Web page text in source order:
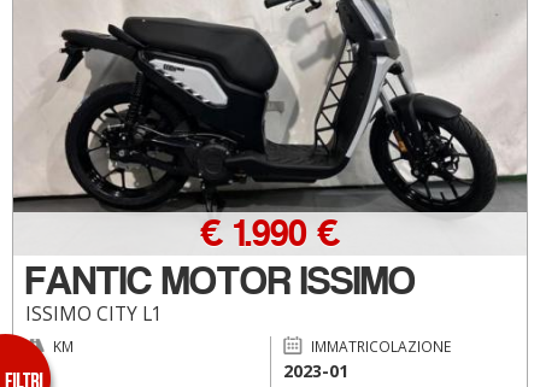
FANTIC MOTOR ISSIMO
ISSIMO CITY L1
€ 1.990 €
KM
--
IMMATRICOLAZIONE
2023-01